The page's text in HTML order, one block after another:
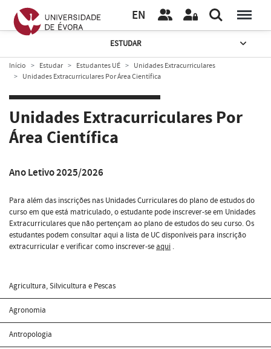
EN
ESTUDAR
Início Estudar Estudantes UÉ
Unidades Extracurriculares
Unidades Extracurriculares Por Área Científica
Unidades Extracurriculares Por
Área Científica
Ano Letivo 2025/2026
Para além das inscrições nas Unidades Curriculares do plano de estudos do
curso em que está matriculado, o estudante pode inscrever-se em Unidades
Extracurriculares que não pertençam ao plano de estudos do seu curso. Os
estudantes podem consultar aqui a lista de UC disponíveis para inscrição
extracurricular e verificar como inscrever-seaqui .
Agricultura, Silvicultura e Pescas
Agronomia
Antropologia